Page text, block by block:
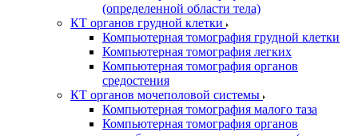
(определенной области тела)
КТ органов грудной клетки
Компьютерная томография грудной клетки
Компьютерная томография легких
Компьютерная томография органов
средостения
КТ органов мочеполовой системы
Компьютерная томография малого таза
Компьютерная томография органов